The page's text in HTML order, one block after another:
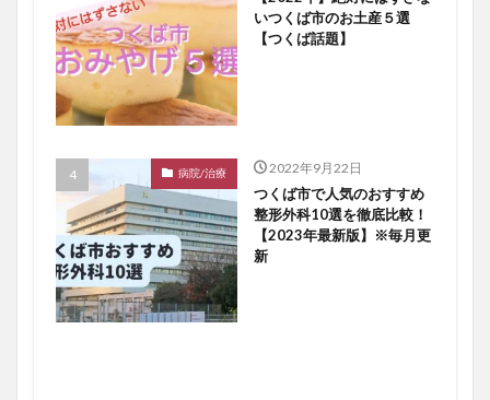
いつくば市のお土産５選
【つくば話題】
病院/治療 2022年9月22日
つくば市で人気のおすすめ
整形外科10選を徹底比較！
【2023年最新版】※毎月更
新